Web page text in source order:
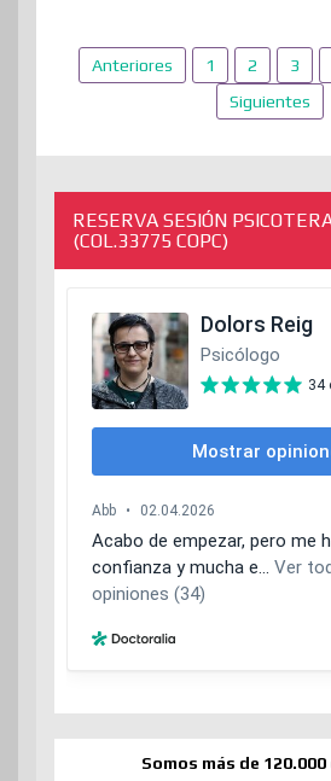
Paginación
entradas
Anteriores 1 2 3
Siguientes
RESERVA SESIÓN
(COL.33775 COPC)
Somos más de